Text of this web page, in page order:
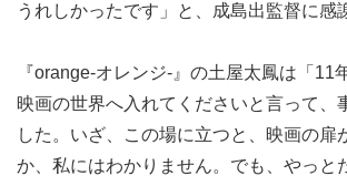
うれしかったです」と、成島出監督に感
『orange-オレンジ-』の土屋太鳳は「11
映画の世界へ入れてくださいと言って、
した。いざ、この場に立つと、映画の扉
か、私にはわかりません。でも、やっと